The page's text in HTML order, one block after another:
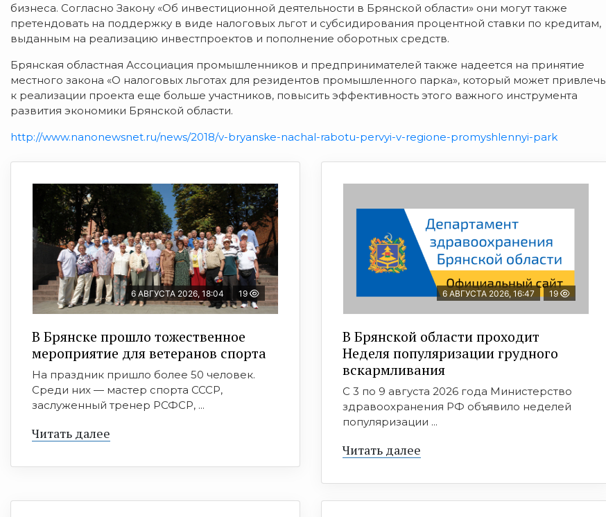
бизнеса. Согласно Закону «Об инвестиционной деятельности в Брянской области» они могут также
претендовать на поддержку в виде налоговых льгот и субсидирования процентной ставки по кредитам,
выданным на реализацию инвестпроектов и пополнение оборотных средств.
Брянская областная Ассоциация промышленников и предпринимателей также надеется на принятие
местного закона «О налоговых льготах для резидентов промышленного парка», который может привлечь
к реализации проекта еще больше участников, повысить эффективность этого важного инструмента
развития экономики Брянской области.
http://www.nanonewsnet.ru/news/2018/v-bryanske-nachal-rabotu-pervyi-v-regione-promyshlennyi-park
6 АВГУСТА 2026, 18:04 19
В Брянске прошло тожественное
мероприятие для ветеранов спорта
На праздник пришло более 50 человек.
Среди них — мастер спорта СССР,
заслуженный тренер РСФСР, ...
Читать далее
6 АВГУСТА 2026, 16:47 19
В Брянской области проходит
Неделя популяризации грудного
вскармливания
С 3 по 9 августа 2026 года Министерство
здравоохранения РФ объявило неделей
популяризации ...
Читать далее